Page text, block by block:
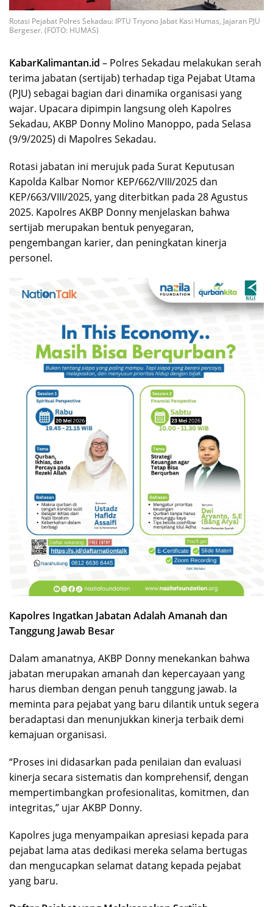
Rotasi Pejabat Polres Sekadau: IPTU Triyono Jabat Kasi Humas, Jajaran PJU
Bergeser. (FOTO: HUMAS)
KabarKalimantan.id – Polres Sekadau melakukan serah
terima jabatan (sertijab) terhadap tiga Pejabat Utama
(PJU) sebagai bagian dari dinamika organisasi yang
wajar. Upacara dipimpin langsung oleh Kapolres
Sekadau, AKBP Donny Molino Manoppo, pada Selasa
(9/9/2025) di Mapolres Sekadau.
Rotasi jabatan ini merujuk pada Surat Keputusan
Kapolda Kalbar Nomor KEP/662/VIII/2025 dan
KEP/663/VIII/2025, yang diterbitkan pada 28 Agustus
2025. Kapolres AKBP Donny menjelaskan bahwa
sertijab merupakan bentuk penyegaran,
pengembangan karier, dan peningkatan kinerja
personel.
Kapolres Ingatkan Jabatan Adalah Amanah dan
Tanggung Jawab Besar
Dalam amanatnya, AKBP Donny menekankan bahwa
jabatan merupakan amanah dan kepercayaan yang
harus diemban dengan penuh tanggung jawab. Ia
meminta para pejabat yang baru dilantik untuk segera
beradaptasi dan menunjukkan kinerja terbaik demi
kemajuan organisasi.
“Proses ini didasarkan pada penilaian dan evaluasi
kinerja secara sistematis dan komprehensif, dengan
mempertimbangkan profesionalitas, komitmen, dan
integritas,” ujar AKBP Donny.
Kapolres juga menyampaikan apresiasi kepada para
pejabat lama atas dedikasi mereka selama bertugas
dan mengucapkan selamat datang kepada pejabat
yang baru.